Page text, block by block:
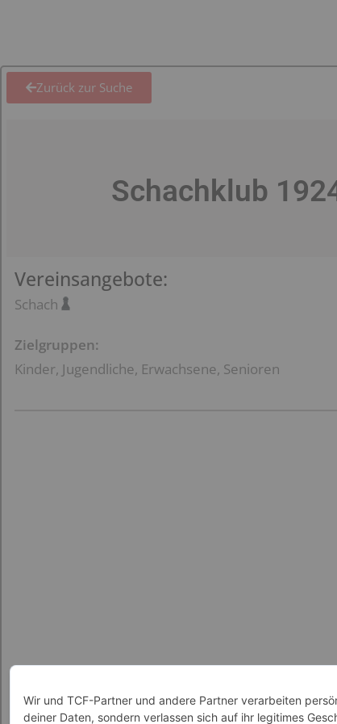
Zurück zur Suche
Schachklub
Vereinsangebote:
Schach
Zielgruppen:
Kinder, Jugendliche, Erwachsene, Senioren